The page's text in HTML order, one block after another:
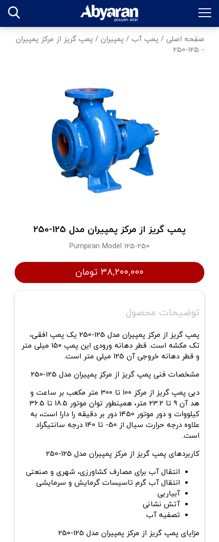
صفحه اصلی / پمپ آب / پمپیران / پمپ گریز از مرکز پمپیران
- 125-250
پمپ گریز از مرکز پمپیران مدل 125-250
Pumpiran Model 125-250
۳۸,۲۰۰,۰۰۰ تومان
توضیحات محصول
پمپ گریز از مرکز پمپیران مدل 125-250 یک پمپ افقی،
تک مکشه است. قطر دهانه ورودی این پمپ 150 میلی متر
و قطر دهانه خروجی آن 125 میلی متر است.
مشخصات فنی پمپ گریز از مرکز پمپیران مدل 125-250
دبی پمپ گریز از مرکز 100 تا 300 متر مکعب بر ساعت و
هد آن 9 تا 23.2 متر، همینطور توان موتور 18.5 تا 36.5
کیلووات و دور موتور 1450 دور بر دقیقه را دارا است، به
علاوه درجه حرارت سیال از 50- تا 140 درجه سانتیگراد
است.
کاربردهای پمپ گریز از مرکز پمپیران مدل 125-250
انتقال آب برای مصارف کشاورزی، شهری و صنعتی
انتقال آب گرم تاسیسات گرمایش و سرمایشی
آبیاریی
آتش نشانی
تصفیه آب
مزایای پمپ گریز از مرکز پمپیران مدل 125-250